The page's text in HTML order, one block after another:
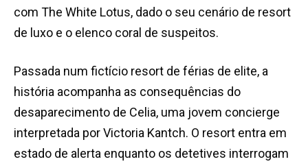
com The White Lotus, dado o seu cenário de resort
de luxo e o elenco coral de suspeitos.
Passada num fictício resort de férias de elite, a
história acompanha as consequências do
desaparecimento de Celia, uma jovem concierge
interpretada por Victoria Kantch. O resort entra em
estado de alerta enquanto os detetives interrogam